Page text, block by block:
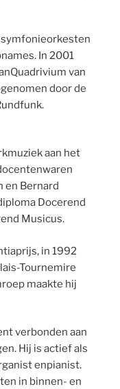
In 2001
van
door de
aan het
en Bernard
Docerend
Musicus.
in 1992
Tournemire
maakte hij
verbonden aan
Hij is actief als
enpianist.
in binnen- en